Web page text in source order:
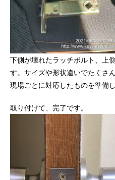
下側が壊れたラッチボルト、上
す。サイズや形状違いでたくさ
現場ごとに対応したものを準備し
取り付けて、完了です。